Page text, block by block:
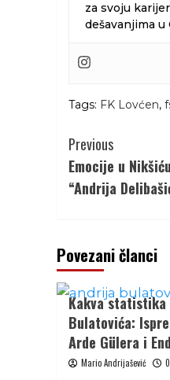
protiv
odgovornih"
za svoju
dešavanjima u
Tags: FK Lovćen,
Continue
Reading
Previous
Emocije u
“Andrija
Povezani članci
Kakva
Bulatovića:
Arde Gülera i
Mario Andrijašević